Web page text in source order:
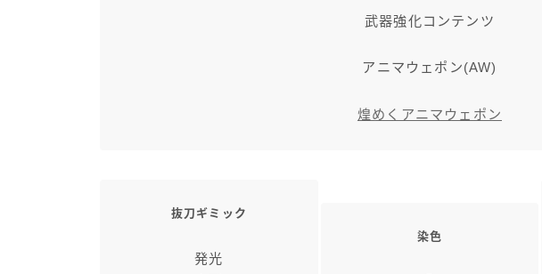
武器強化コンテンツ
アニマウェポン(AW)
煌めくアニマウェポン
抜刀ギミック
発光
染色